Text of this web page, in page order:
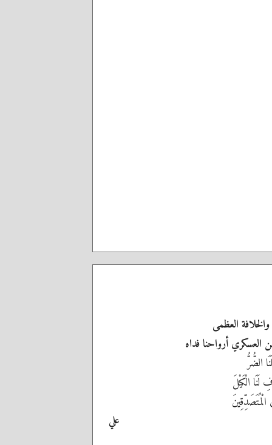
العظمى
العسكري أرواحنا فداه
الضُّرُّ
الْكَيْلَ
علي